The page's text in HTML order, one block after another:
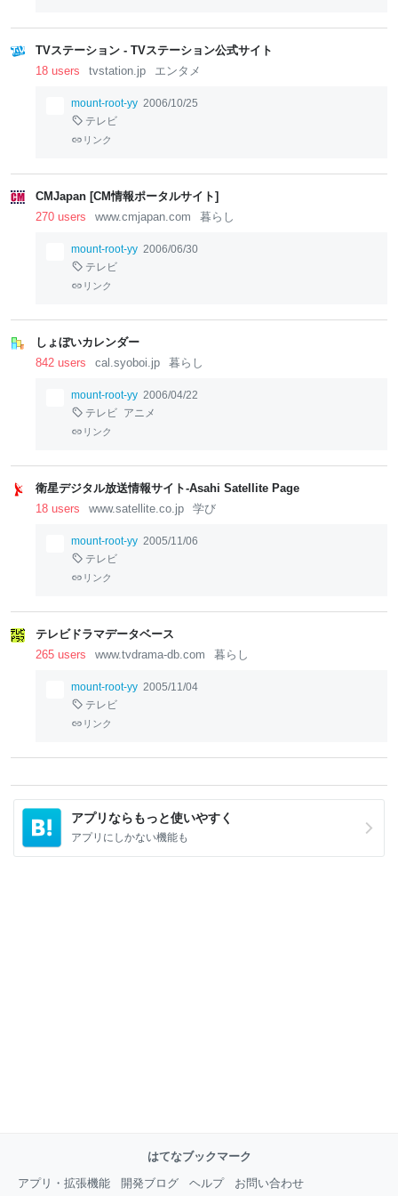
TVステーション - TVステーション公式サイト
18 users
tvstation.jp エンタメ
mount-root-yy 2006/10/25
テレビ
リンク
CMJapan [CM情報ポータルサイト]
270 users
www.cmjapan.com 暮らし
mount-root-yy 2006/06/30
テレビ
リンク
しょぼいカレンダー
842 users
cal.syoboi.jp 暮らし
mount-root-yy 2006/04/22
テレビ アニメ
リンク
衛星デジタル放送情報サイト-Asahi Satellite Page
18 users
www.satellite.co.jp 学び
mount-root-yy 2005/11/06
テレビ
リンク
テレビドラマデータベース
265 users
www.tvdrama-db.com 暮らし
mount-root-yy 2005/11/04
テレビ
リンク
アプリならもっと使いやすく
アプリにしかない機能も
はてなブックマーク
アプリ・拡張機能
開発ブログ ヘルプ お問い合わせ